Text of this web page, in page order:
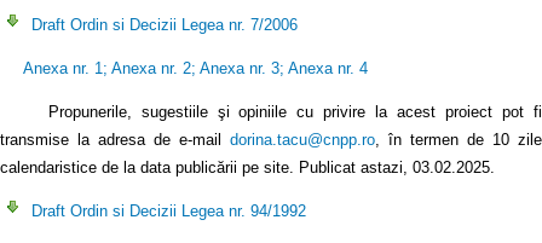
Draft Ordin si Decizii Legea nr. 7/2006
Anexa nr. 1 ; Anexa nr. 2; Anexa nr. 3; Anexa nr. 4
Propunerile, sugestiile şi opiniile cu privire la acest proiect pot fi
transmise la adresa de e-mail dorina.tacu@cnpp.ro , în termen de 10 zile
calendaristice de la data publicării pe site. Publicat astazi, 03.02.2025.
Draft Ordin si Decizii Legea nr. 94/1992